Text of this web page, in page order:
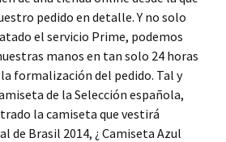
pedido en detalle. Y no solo
el servicio Prime, podemos
manos en tan solo 24 horas
formalización del pedido. Tal y
de la Selección española,
la camiseta que vestirá
de Brasil 2014, ¿ Camiseta Azul